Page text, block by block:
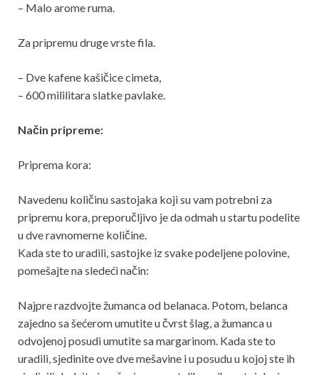
– Malo arome ruma.
Za pripremu druge vrste fila.
– Dve kafene kašičice cimeta,
– 600 mililitara slatke pavlake.
Način pripreme:
Priprema kora:
Navedenu količinu sastojaka koji su vam potrebni za
pripremu kora, preporučljivo je da odmah u startu podelite
u dve ravnomerne količine.
Kada ste to uradili, sastojke iz svake podeljene polovine,
pomešajte na sledeći način:
Najpre razdvojte žumanca od belanaca. Potom, belanca
zajedno sa šećerom umutite u čvrst šlag, a žumanca u
odvojenoj posudi umutite sa margarinom. Kada ste to
uradili, sjedinite ove dve mešavine i u posudu u kojoj ste ih